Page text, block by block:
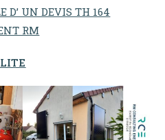
D’ UN DEVIS TH 164
RM